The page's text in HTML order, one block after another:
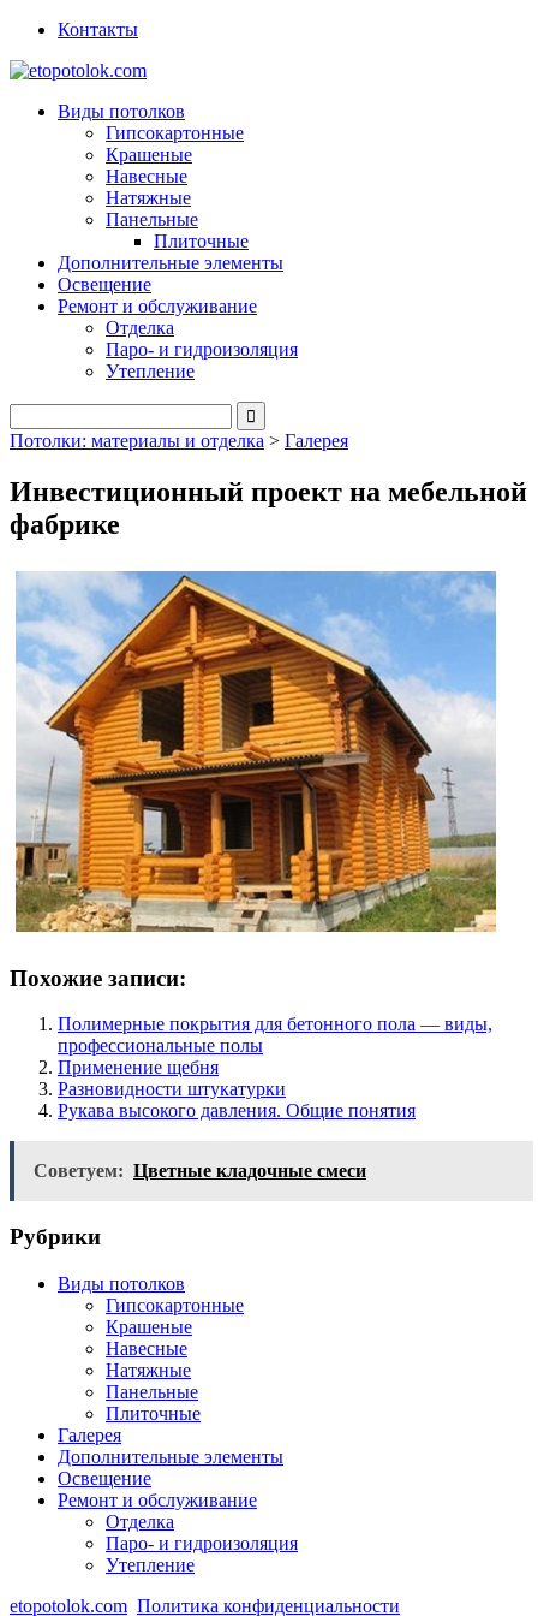
Контакты
Виды потолков
Гипсокартонные
Крашеные
Навесные
Натяжные
Панельные
Плиточные
Дополнительные элементы
Освещение
Ремонт и обслуживание
Отделка
Паро- и гидроизоляция
Утепление
Потолки: материалы и отделка > Галерея
Инвестиционный проект на мебельной
фабрике
Похожие записи:
Полимерные покрытия для бетонного пола — виды,
профессиональные полы
Применение щебня
Разновидности штукатурки
Рукава высокого давления. Общие понятия
Советуем: Цветные кладочные смеси
Рубрики
Виды потолков
Гипсокартонные
Крашеные
Навесные
Натяжные
Панельные
Плиточные
Галерея
Дополнительные элементы
Освещение
Ремонт и обслуживание
Отделка
Паро- и гидроизоляция
Утепление
etopotolok.com Политика конфиденциальности